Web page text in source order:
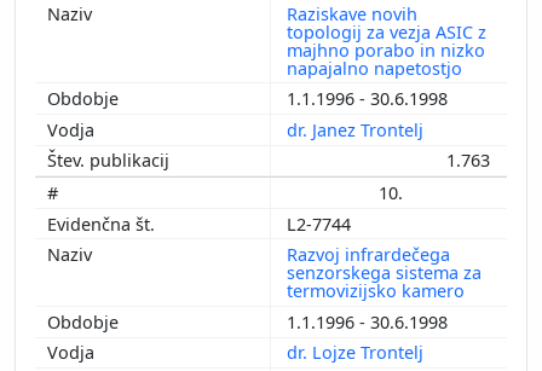
Raziskave novih
topologij za vezja ASIC z
majhno porabo in nizko
napajalno napetostjo
1.1.1996 - 30.6.1998
dr. Janez Trontelj
1.763
10.
L2-7744
Razvoj infrardečega
senzorskega sistema za
termovizijsko kamero
1.1.1996 - 30.6.1998
dr. Lojze Trontelj